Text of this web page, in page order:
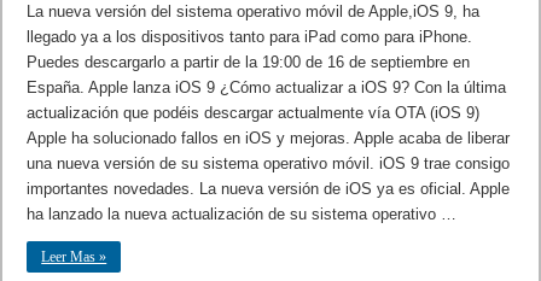
La nueva versión del sistema operativo móvil de Apple,iOS 9, ha
llegado ya a los dispositivos tanto para iPad como para iPhone.
Puedes descargarlo a partir de la 19:00 de 16 de septiembre en
España. Apple lanza iOS 9 ¿Cómo actualizar a iOS 9? Con la última
actualización que podéis descargar actualmente vía OTA (iOS 9)
Apple ha solucionado fallos en iOS y mejoras. Apple acaba de liberar
una nueva versión de su sistema operativo móvil. iOS 9 trae consigo
importantes novedades. La nueva versión de iOS ya es oficial. Apple
ha lanzado la nueva actualización de su sistema operativo …
Leer Mas »